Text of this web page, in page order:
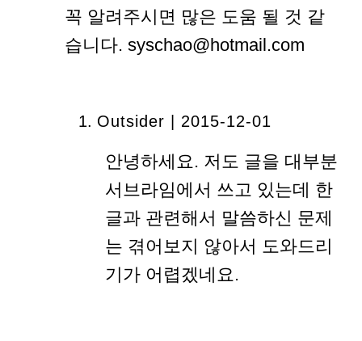
꼭 알려주시면 많은 도움 될 것 같
습니다. syschao@hotmail.com
Outsider | 2015-12-01
안녕하세요. 저도 글을 대부분
서브라임에서 쓰고 있는데 한
글과 관련해서 말씀하신 문제
는 겪어보지 않아서 도와드리
기가 어렵겠네요.